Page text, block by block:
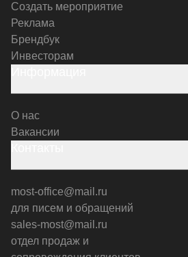
Создать мероприятие
Реклама
Брендбук
Инвесторам
О нас
Вакансии
most-office@mail.ru
для писем и обращений
sales-most@mail.ru
отдел продаж и